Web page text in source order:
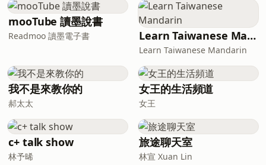
mooTube 讀墨說書
Readmoo 讀墨電子書 Learn Taiwanese Mandarin
Learn Taiwanese Mandarin
我不是來教你的
郝太太
女王的生活頻道
女王
c+ talk show
林予晞
旅途聊天室
林宣 Xuan Lin